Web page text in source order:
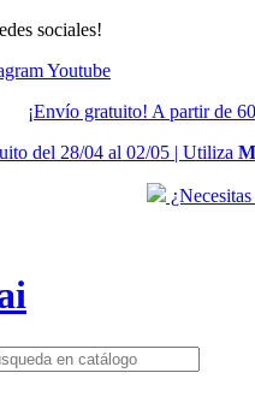
sociales!
Youtube
¡Envío gratuito! A partir de
del 28/04 al 02/05 | Utiliza